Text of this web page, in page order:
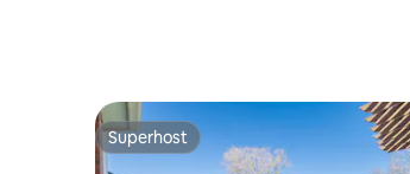
Superhost
Superhost